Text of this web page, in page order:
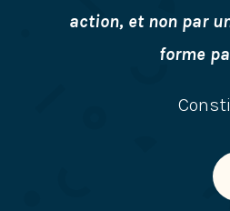
action, et non par
forme